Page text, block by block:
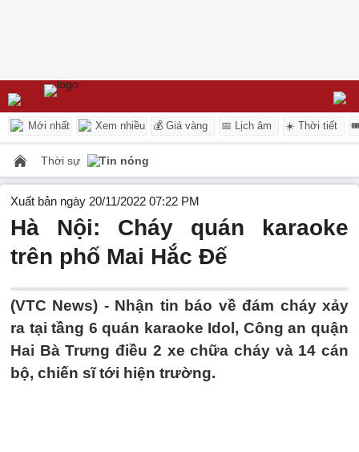
Mới nhất Xem nhiều 💰 Giá vàng 📅 Lịch âm ☀️ Thời tiết
Thời sự Tin nóng
Xuất bản ngày 20/11/2022 07:22 PM
Hà Nội: Cháy quán karaoke
trên phố Mai Hắc Đế
(VTC News) - Nhận tin báo về đám cháy xảy
ra tại tầng 6 quán karaoke Idol, Công an quận
Hai Bà Trưng điều 2 xe chữa cháy và 14 cán
bộ, chiến sĩ tới hiện trường.